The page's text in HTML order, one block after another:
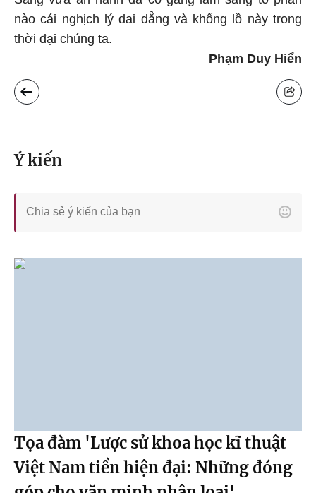
nào cái nghịch lý dai dẳng và khổng lồ này trong
thời đại chúng ta.
Phạm Duy Hiển
Ý kiến
Tọa đàm 'Lược sử khoa học kĩ thuật
Việt Nam tiền hiện đại: Những đóng